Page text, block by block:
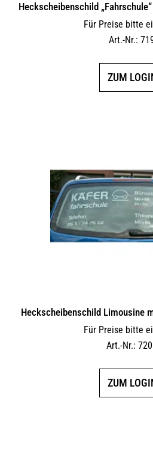
Heckscheibenschild
Für Preise bitte
Art.-Nr.:
ZUM
Heckscheibenschild Limousine
Für Preise bitte
Art.-Nr.:
ZUM